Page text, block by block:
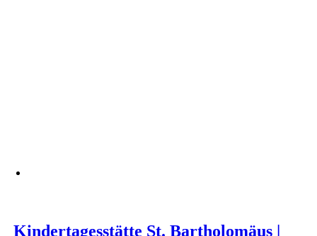
Kindertagesstätte St. Bartholomäus |